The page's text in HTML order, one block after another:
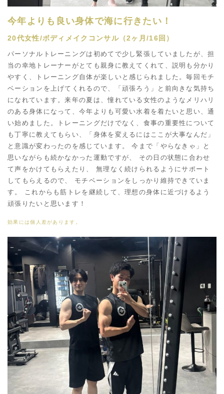
今年よりも良い身体で海に行きたい！
20代女性/ボディメイクコンサル（2ヶ月/16回）
パーソナルトレーニングは初めてで少し緊張していましたが、担
当の幸地トレーナーがとても親身に教えてくれて、説明も分かり
やすく、トレーニング自体が楽しいと感じられました。毎回モチ
ベーションを上げてくれるので、「頑張ろう」と前向きな気持ち
になれています。来年の夏は、憧れている女性のようなメリハリ
のある身体になって、今年よりも可愛い水着を着たいと思い、通
い始めました。トレーニングだけでなく、食事の重要性について
も丁寧に教えてもらい、「身体を変えるにはここが大事なんだ」
と意識が変わったのを感じています。 今まで「やらなきゃ」と
思いながらも続かなかった運動ですが、 その日の状態に合わせ
て声をかけてもらえたり、 無理なく続けられるようにサポート
してもらえるので、 モチベーションをしっかり維持できていま
す。 これからも筋トレを継続して、理想の身体に近づけるよう
頑張りたいと思います！
効果には個人差があります。